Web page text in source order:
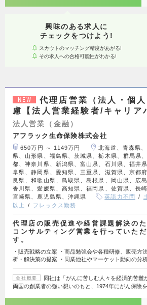
興味のある求人に
チェックをつけよう!
スカウトのマッチング精度があがる!
その求人への合格可能性がわかる!
NEW
代理店営業（法人・個
慮【法人営業経験者/キャリア
法人営業（金融）
アフラック生命保険株式会社
650万円 ～ 1149万円
北海道、青森県
県、山形県、福島県、茨城県、栃木県、群馬県
都、神奈川県、新潟県、富山県、石川県、福井
阜県、静岡県、愛知県、三重県、滋賀県、京都
良県、和歌山県、鳥取県、島根県、岡山県、広
香川県、愛媛県、高知県、福岡県、佐賀県、長
宮崎県、鹿児島県、沖縄県
英語力不問
以上
フレックス勤務
代理店の販売促進や経営課題解決の
コンサルティング営業を行っていただ
す。
・販売戦略の立案 ・商品勉強会や各種研修、販売方
析・解決策の提案 ・同業他社やマーケット動向の分
会社概要
同社は「がんに苦しむ人々を経済的苦難
両国の創業者の強い想いのもと、1974年にがん保険